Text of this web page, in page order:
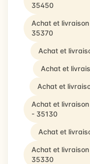
35450
Achat et
35370
Achat et
Achat et
Achat et
Achat et
- 35130
Achat et
Achat et
35330